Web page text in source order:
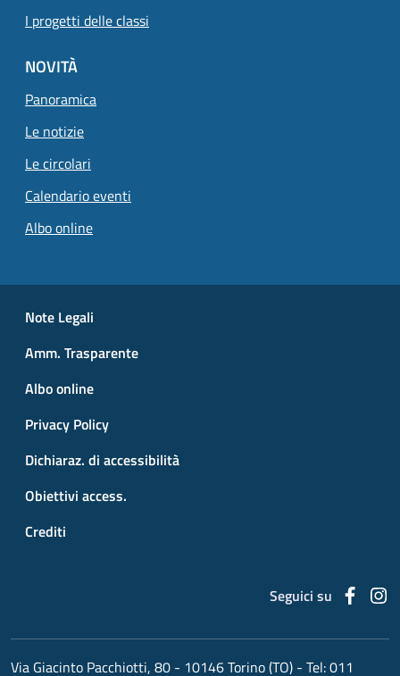
I progetti delle classi
NOVITÀ
Panoramica
Le notizie
Le circolari
Calendario eventi
Albo online
Small prints
Note Legali
Amm. Trasparente
Albo online
Privacy Policy
Dichiaraz. di accessibilità
Obiettivi access.
Crediti
Seguici su
Via Giacinto Pacchiotti, 80 - 10146 Torino (TO) - Tel:011